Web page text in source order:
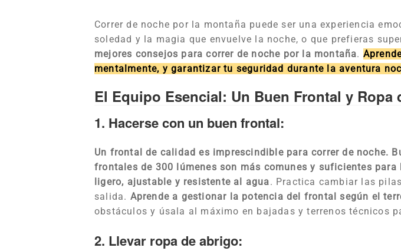
Correr de noche por la montaña puede ser una experiencia
soledad y la magia que envuelve la noche, o que prefieras
mejores consejos para correr de noche por la montaña.
mentalmente, y garantizar tu seguridad durante la aventura
El Equipo Esencial: Un Buen Frontal y Ropa
1. Hacerse con un buen frontal:
Un frontal de calidad es imprescindible para correr de noche.
frontales de 300 lúmenes son más comunes y suficientes
ligero, ajustable y resistente al agua. Practica cambiar las
salida. Aprende a gestionar la potencia del frontal según el
obstáculos y úsala al máximo en bajadas y terrenos técnicos
2. Llevar ropa de abrigo: